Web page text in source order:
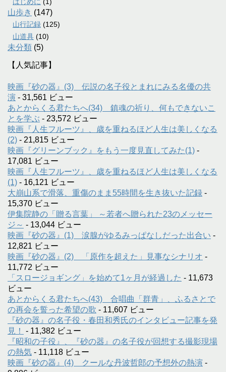
山歩き (147)
山行記録 (125)
山道具 (10)
未分類 (5)
【人気記事】
映画『砂の器』(3) 伝説の名子役とまれにみる名優の共
演 - 31,561 ビュー
あとからくる君たちへ(34) 鎮魂の祈り、何もできないこ
とを学ぶ - 23,572 ビュー
映画『人生フルーツ』、歳を重ねるほど人生は美しくなる
(2) - 21,815 ビュー
映画『グリーンブック』をもう一度見直してみた(1) -
17,081 ビュー
映画『人生フルーツ』、歳を重ねるほど人生は美しくなる
(1) - 16,121 ビュー
大崩山系で滑落、重傷のまま55時間を生き抜いた記録 -
15,370 ビュー
伊集院静の「贈る言葉」 ～若者へ贈られた23のメッセー
ジ～ - 13,044 ビュー
映画『砂の器』(1) 涙腺がゆるみっぱなしだった出合い -
12,821 ビュー
映画『砂の器』(2) 「原作を超えた」見事なシナリオ -
11,772 ビュー
「スロージョギング」を始めて1ヶ月が経過した - 11,673
ビュー
あとからくる君たちへ(43) 合唱曲「群青」、ふるさとで
の再会を誓った希望の歌 - 11,607 ビュー
『砂の器』の名子役・春田和秀氏のインタビュー記事を発
見！
- 11,382 ビュー
『昭和の子役』、『砂の器』の名子役が回想する撮影現場
の熱気 - 11,118 ビュー
映画『砂の器』(4) クールな丹波哲郎の予想外の熱演 -